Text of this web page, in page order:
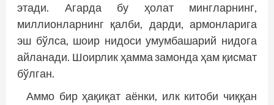
этади. Агарда бу ҳолат мингларнинг,
миллионларнинг қалби, дарди, армонларига
эш бўлса, шоир нидоси умумбашарий нидога
айланади. Шоирлик ҳамма замонда ҳам қисмат
бўлган.
Аммо бир ҳақиқат аёнки, илк китоби чиққан